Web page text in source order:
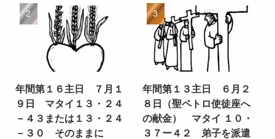
年間第１６主日 ７月１
９日 マタイ１３・２４
－４３または１３・２４
－３０ そのままに
年間第１３主日 ６月２
８日（聖ペトロ使徒座へ
の献金） マタイ １０・
３７ー４２ 弟子を派遣